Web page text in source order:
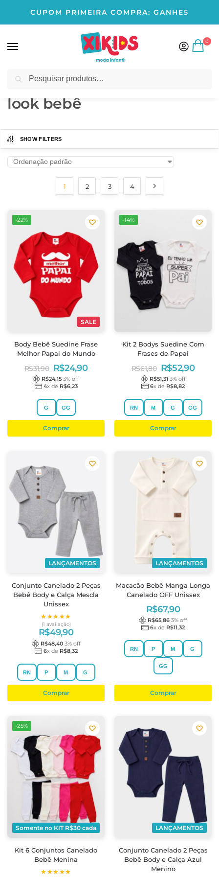
CUPOM PRIMEIRA COMPRA: GANHE5
0
Início Produtos marcados com a tag “look bebê”
look bebê
SHOW FILTERS
1 2 3 4
-22%
SALE
Body Bebê Suedine Frase
Melhor Papai do Mundo
R$31,90 R$24,90
R$24,15 3% off
4x de R$6,23
G GG
Comprar
-14%
Kit 2 Bodys Suedine Com
Frases de Papai
R$61,80 R$52,90
R$51,31 3% off
6x de R$8,82
RN M G GG
Comprar
LANÇAMENTOS
Conjunto Canelado 2 Peças
Bebê Body e Calça Mescla
Unissex
R$49,90
★★★★★
★★★★★
(1 avaliação)
R$48,40 3% off
6x de R$8,32
RN P M G
Comprar
LANÇAMENTOS
Macacão Bebê Manga Longa
Canelado OFF Unissex
R$67,90
R$65,86 3% off
6x de R$11,32
RN P M G
GG
Comprar
-25%
Somente no KIT R$30 cada
Kit 6 Conjuntos Canelado
Bebê Menina
★★★★★
★★★★★
LANÇAMENTOS
Conjunto Canelado 2 Peças
Bebê Body e Calça Azul
Menino